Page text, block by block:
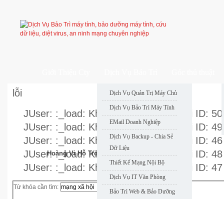
Dịch Vụ Quản Trị Máy Chủ
Dịch Vụ Bảo Trì Máy Tính
EMail Doanh Nghiệp
Dịch Vụ Backup - Chia Sẻ
Dữ Liệu
Thiết Kế Mạng Nội Bộ
Dịch Vụ IT Văn Phòng
Bảo Trì Web & Bảo Dưỡng
lỗi
JUser: :_load: Không thể nạp user với ID: 50
JUser: :_load: Không thể nạp user với ID: 49
JUser: :_load: Không thể nạp user với ID: 46
JUser: :_load: Không thể nạp user với ID: 48
JUser: :_load: Không thể nạp user với ID: 47
Từ khóa cần tìm:
Hoàng Vi Hỗ Trợ Nhanh